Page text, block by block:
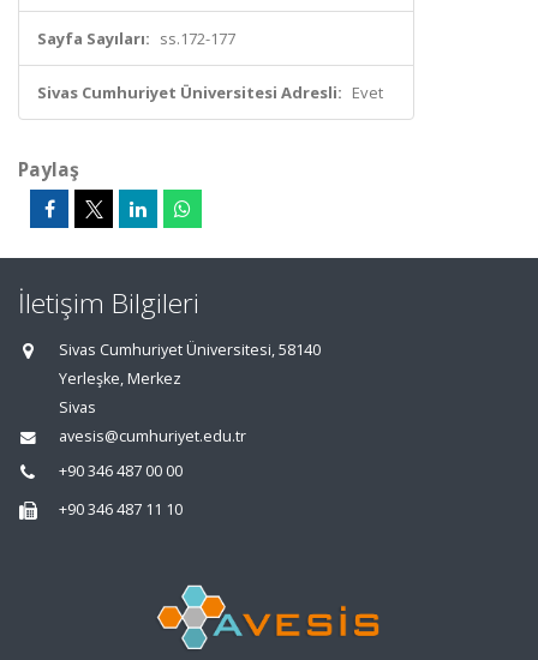
Sayfa Sayıları: ss.172-177
Sivas Cumhuriyet Üniversitesi Adresli: Evet
Paylaş
İletişim Bilgileri
Sivas Cumhuriyet Üniversitesi, 58140
Yerleşke, Merkez
Sivas
avesis@cumhuriyet.edu.tr
+90 346 487 00 00
+90 346 487 11 10